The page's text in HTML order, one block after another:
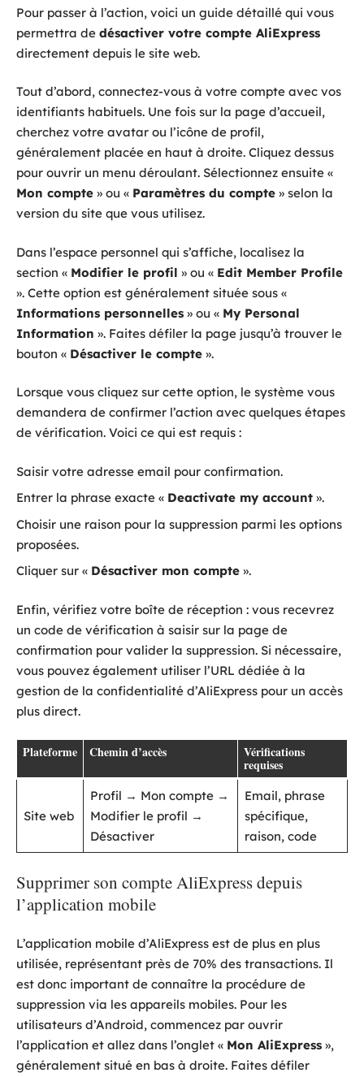
Pour passer à l’action, voici un guide détaillé qui vous
permettra de désactiver votre compte AliExpress
directement depuis le site web.
Tout d’abord, connectez-vous à votre compte avec vos
identifiants habituels. Une fois sur la page d’accueil,
cherchez votre avatar ou l’icône de profil,
généralement placée en haut à droite. Cliquez dessus
pour ouvrir un menu déroulant. Sélectionnez ensuite «
Mon compte » ou « Paramètres du compte » selon la
version du site que vous utilisez.
Dans l’espace personnel qui s’affiche, localisez la
section « Modifier le profil » ou « Edit Member Profile
». Cette option est généralement située sous «
Informations personnelles » ou « My Personal
Information ». Faites défiler la page jusqu’à trouver le
bouton « Désactiver le compte ».
Lorsque vous cliquez sur cette option, le système vous
demandera de confirmer l’action avec quelques étapes
de vérification. Voici ce qui est requis :
Saisir votre adresse email pour confirmation.
Entrer la phrase exacte « Deactivate my account ».
Choisir une raison pour la suppression parmi les options
proposées.
Cliquer sur « Désactiver mon compte ».
Enfin, vérifiez votre boîte de réception : vous recevrez
un code de vérification à saisir sur la page de
confirmation pour valider la suppression. Si nécessaire,
vous pouvez également utiliser l’URL dédiée à la
gestion de la confidentialité d’AliExpress pour un accès
plus direct.
Plateforme Chemin d’accès Vérifications
requises
Site web
Profil → Mon compte →
Modifier le profil →
Désactiver
Email, phrase
spécifique,
raison, code
Supprimer son compte AliExpress depuis
l’application mobile
L’application mobile d’AliExpress est de plus en plus
utilisée, représentant près de 70% des transactions. Il
est donc important de connaître la procédure de
suppression via les appareils mobiles. Pour les
utilisateurs d’Android, commencez par ouvrir
l’application et allez dans l’onglet « Mon AliExpress »,
généralement situé en bas à droite. Faites défiler